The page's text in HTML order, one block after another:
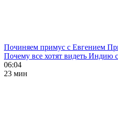
Починяем примус с Евгением
Почему все хотят видеть Индию
06:04
23 мин